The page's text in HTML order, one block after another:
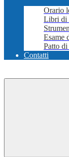
Orario
Libri di
Esame
Patto
Contatti